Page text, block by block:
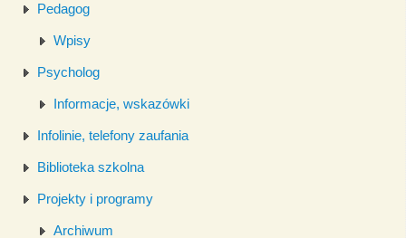
Pedagog
Wpisy
Psycholog
Informacje, wskazówki
Infolinie, telefony zaufania
Biblioteka szkolna
Projekty i programy
Archiwum